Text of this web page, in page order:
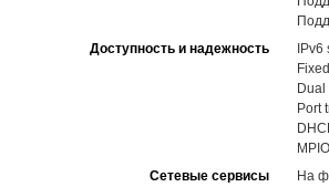
Доступность и надежность
Port
Сетевые сервисы
На